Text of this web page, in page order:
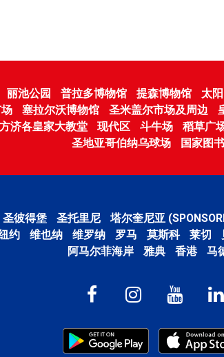
丽池公园 普拉多博物馆 提森博物馆 太
塞拉尔沃博物馆 圣米盖尔市场及周边
济各皇家大教堂 现代区 斗牛场 稻草广
圣地亚哥伯纳乌球场
国家图
圣彼得堡 圣托里尼 塔尔奎尼亚
约 维也纳 维罗纳 罗马 莫斯科 莱切
阿马尔菲海岸
雅典 香港 马